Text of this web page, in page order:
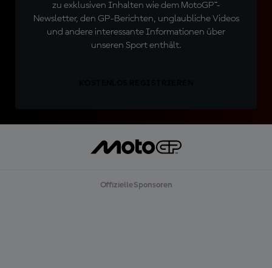
zu exklusiven Inhalten wie dem MotoGP™-
Newsletter, den GP-Berichten, unglaubliche Videos
und andere interessante Informationen über
unseren Sport enthält.
Offizielle Sponsoren